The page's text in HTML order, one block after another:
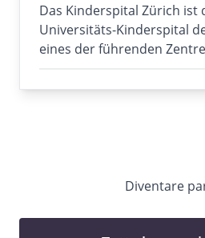
Das Kinderspital Zürich ist
Universitäts-Kinderspital
eines der führenden
Diventare